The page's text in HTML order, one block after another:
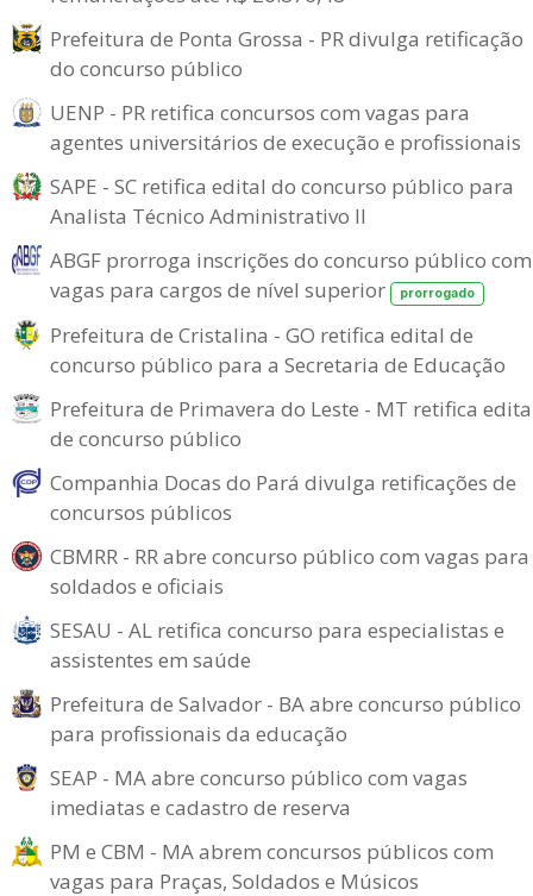
Prefeitura de Ponta Grossa - PR divulga retificação
do concurso público
UENP - PR retifica concursos com vagas para
agentes universitários de execução e profissionais
SAPE - SC retifica edital do concurso público para
Analista Técnico Administrativo II
ABGF prorroga inscrições do concurso público com
vagas para cargos de nível superior
prorrogado
Prefeitura de Cristalina - GO retifica edital de
concurso público para a Secretaria de Educação
Prefeitura de Primavera do Leste - MT retifica
de concurso público
Companhia Docas do Pará divulga retificações de
concursos públicos
CBMRR - RR abre concurso público com vagas para
soldados e oficiais
SESAU - AL retifica concurso para especialistas e
assistentes em saúde
Prefeitura de Salvador - BA abre concurso público
para profissionais da educação
SEAP - MA abre concurso público com vagas
imediatas e cadastro de reserva
PM e CBM - MA abrem concursos públicos com
vagas para Praças, Soldados e Músicos